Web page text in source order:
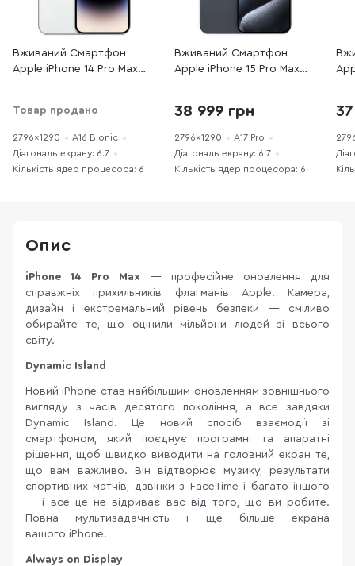
Вживаний Смартфон
Apple iPhone 14 Pro Max
стан
Товар продано
2796x1290
A16 Bionic
Діагональ екрану: 6.7
Кількість ядер процесора: 6
Вживаний Смартфон
Apple iPhone 15 Pro Max
стан
38 999 грн
2796x1290
A17 Pro
Діагональ екрану: 6.7
Кількість ядер процесора: 6
Опис
iPhone 14 Pro Max
— професійне оновлення для
справжніх прихильників флагманів Apple. Камера,
дизайн і екстремальний рівень безпеки — сміливо
обирайте те, що оцінили мільйони людей зі всього
світу.
Dynamic Island
Новий iPhone став найбільшим оновленням зовнішнього
вигляду з часів десятого покоління, а все завдяки
Dynamic Island. Це новий спосіб взаємодії зі
смартфоном, який поєднує програмні та апаратні
рішення, щоб швидко виводити на головний екран те,
що вам важливо. Він відтворює музику, результати
спортивних матчів, дзвінки з FaceTime і багато іншого
— і все це не відриває вас від того, що ви робите.
Повна мультизадачність і ще більше екрана
вашого iPhone.
Always on Display